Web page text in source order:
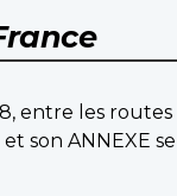
entre les
et son